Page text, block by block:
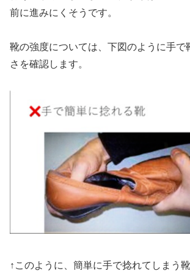
前に進みにくそうです。
靴の強度については、下図のように手で
さを確認します。
↑このように、簡単に手で捻れてしまう